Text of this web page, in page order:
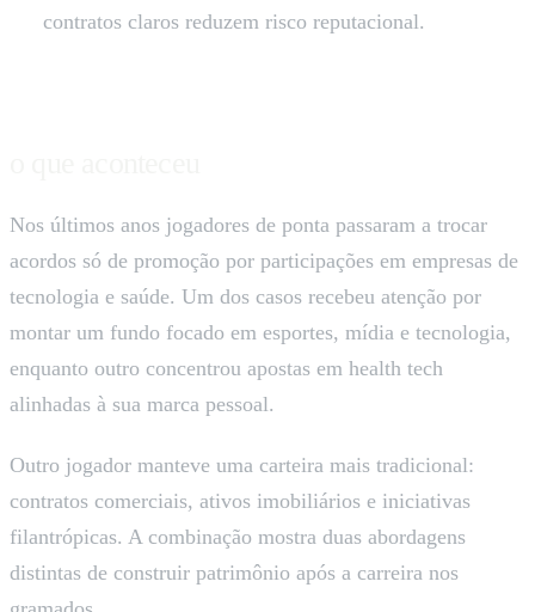
contratos claros reduzem risco reputacional.
Nos últimos anos jogadores de ponta passaram a trocar
acordos só de promoção por participações em empresas de
tecnologia e saúde. Um dos casos recebeu atenção por
montar um fundo focado em esportes, mídia e tecnologia,
enquanto outro concentrou apostas em health tech
alinhadas à sua marca pessoal.
Outro jogador manteve uma carteira mais tradicional:
contratos comerciais, ativos imobiliários e iniciativas
filantrópicas. A combinação mostra duas abordagens
distintas de construir patrimônio após a carreira nos